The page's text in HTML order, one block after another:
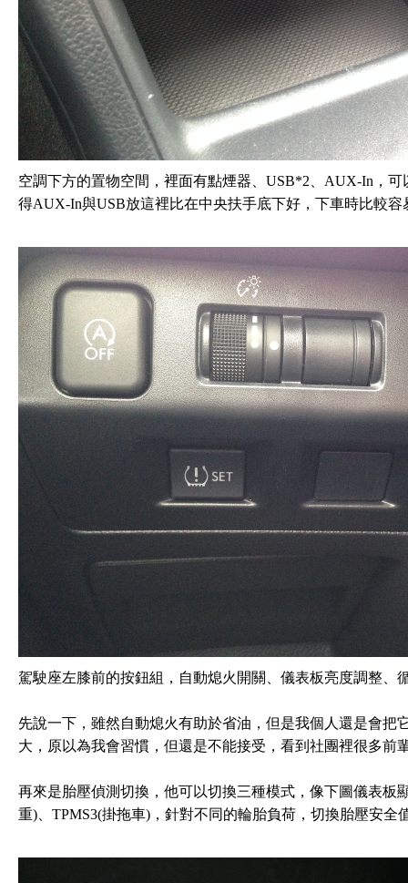
空調下方的置物空間，裡面有點煙器、USB*2、AUX-In，
得AUX-In與USB放這裡比在中央扶手底下好，下車時比較容
駕駛座左膝前的按鈕組，自動熄火開關、儀表板亮度調整、
先說一下，雖然自動熄火有助於省油，但是我個人還是會把
大，原以為我會習慣，但還是不能接受，看到社團裡很多前
再來是胎壓偵測切換，他可以切換三種模式，像下圖儀表板
重)、TPMS3(掛拖車)，針對不同的輪胎負荷，切換胎壓安全